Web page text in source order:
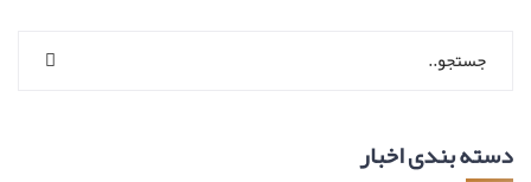
دسته بندی اخبار